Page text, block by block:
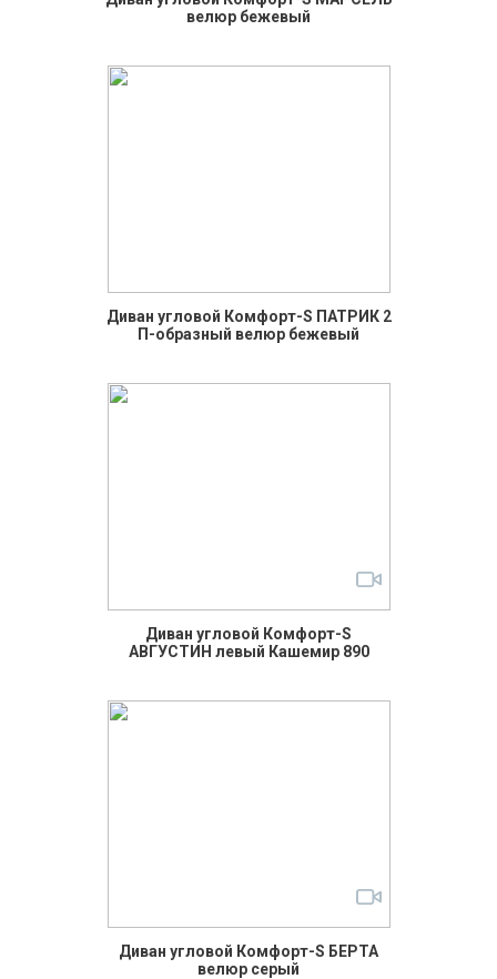
велюр бежевый
Диван угловой Комфорт-S ПАТРИК 2
П-образный велюр бежевый
Диван угловой Комфорт-S
АВГУСТИН левый Кашемир 890
Диван угловой Комфорт-S БЕРТА
велюр серый